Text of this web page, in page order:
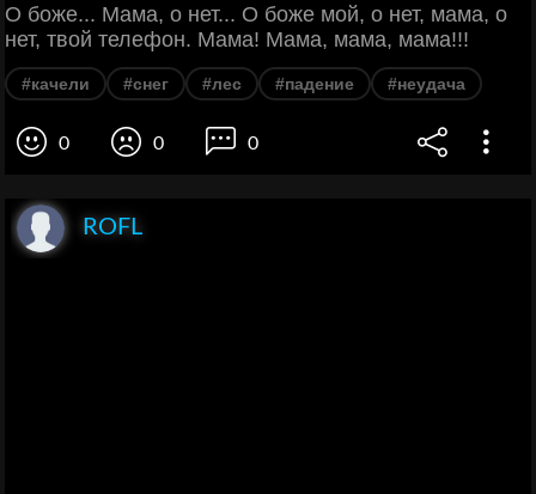
О боже... Мама, о нет... О боже мой, о нет, мама, о
нет, твой телефон. Мама! Мама, мама, мама!!!
#качели #снег #лес #падение #неудача
0 0 0
ROFL